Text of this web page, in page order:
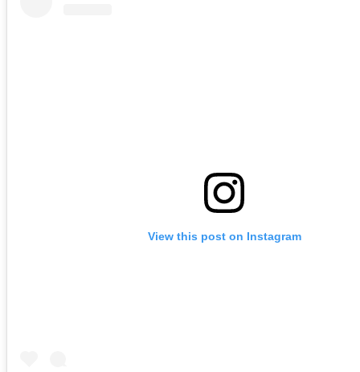
View this post on Instagram